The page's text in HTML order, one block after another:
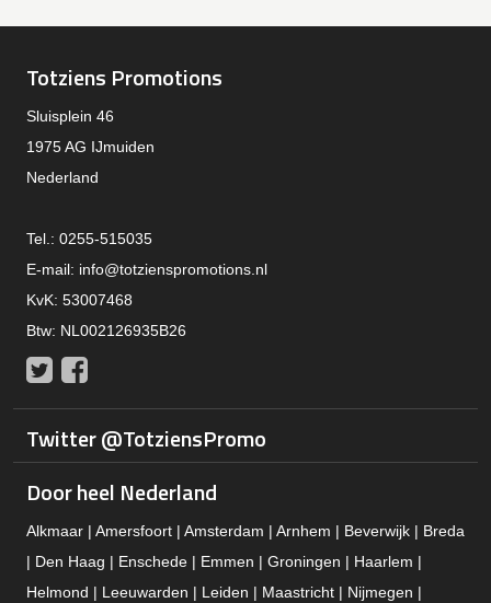
Totziens Promotions
Sluisplein 46
1975 AG IJmuiden
Nederland
Tel.: 0255-515035
E-mail: info@totzienspromotions.nl
KvK: 53007468
Btw: NL002126935B26
Twitter
Twitter @TotziensPromo
Door heel Nederland
Alkmaar | Amersfoort | Amsterdam | Arnhem | Beverwijk | Breda
| Den Haag | Enschede | Emmen | Groningen | Haarlem |
Helmond | Leeuwarden | Leiden | Maastricht | Nijmegen |